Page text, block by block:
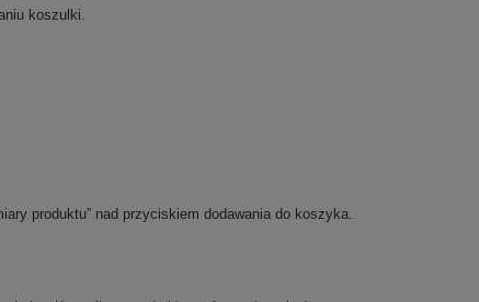
koszulki.
produktu” nad przyciskiem dodawania do koszyka.